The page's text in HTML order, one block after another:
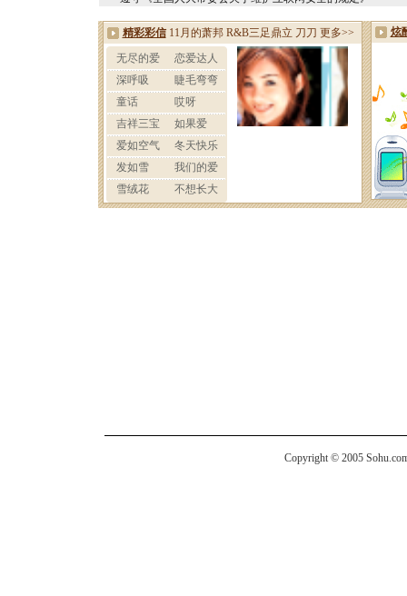
Copyright © 2005